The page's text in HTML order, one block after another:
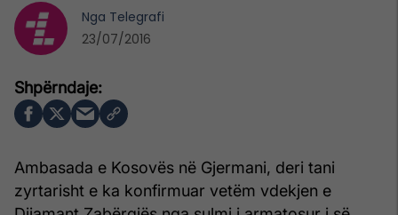
Ambasada e Kosovës në Gjermani, deri tani
zyrtarisht e ka konfirmuar vetëm vdekjen e
Nga Telegrafi
23/07/2016